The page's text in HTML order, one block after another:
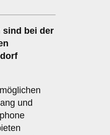
sind bei der
und